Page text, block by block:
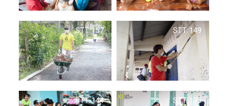
STT. 157 STT. 149
STT. 144 STT. 135